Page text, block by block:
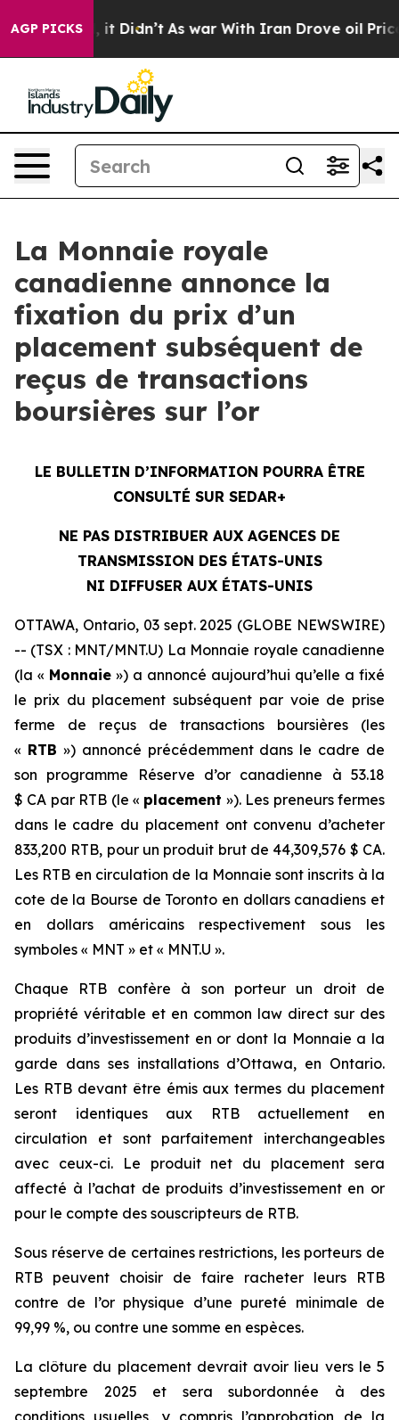
AGP PICKS
it Didn’t As war With Iran Drove oil Prices
La Monnaie royale
canadienne annonce la
fixation du prix d’un
placement subséquent de
reçus de transactions
boursières sur l’or
LE BULLETIN D’INFORMATION POURRA ÊTRE
CONSULTÉ SUR SEDAR+
NE PAS DISTRIBUER AUX AGENCES DE
TRANSMISSION DES ÉTATS-UNIS
NI DIFFUSER AUX ÉTATS-UNIS
OTTAWA, Ontario, 03 sept. 2025 (GLOBE NEWSWIRE)
-- (TSX : MNT/MNT.U) La Monnaie royale canadienne
(la « Monnaie ») a annoncé aujourd’hui qu’elle a fixé
le prix du placement subséquent par voie de prise
ferme de reçus de transactions boursières (les
« RTB ») annoncé précédemment dans le cadre de
son programme Réserve d’or canadienne à 53.18
$ CA par RTB (le « placement »). Les preneurs fermes
dans le cadre du placement ont convenu d’acheter
833,200 RTB, pour un produit brut de 44,309,576 $ CA.
Les RTB en circulation de la Monnaie sont inscrits à la
cote de la Bourse de Toronto en dollars canadiens et
en dollars américains respectivement sous les
symboles « MNT » et « MNT.U ».
Chaque RTB confère à son porteur un droit de
propriété véritable et en common law direct sur des
produits d’investissement en or dont la Monnaie a la
garde dans ses installations d’Ottawa, en Ontario.
Les RTB devant être émis aux termes du placement
seront identiques aux RTB actuellement en
circulation et sont parfaitement interchangeables
avec ceux-ci. Le produit net du placement sera
affecté à l’achat de produits d’investissement en or
pour le compte des souscripteurs de RTB.
Sous réserve de certaines restrictions, les porteurs de
RTB peuvent choisir de faire racheter leurs RTB
contre de l’or physique d’une pureté minimale de
99,99 %, ou contre une somme en espèces.
La clôture du placement devrait avoir lieu vers le 5
septembre 2025 et sera subordonnée à des
conditions usuelles, y compris l’approbation de la